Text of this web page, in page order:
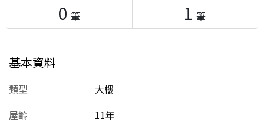
0 筆 1 筆
基本資料
類型
大樓
屋齡
11年